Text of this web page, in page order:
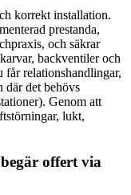
korrekt installation.
prestanda,
och säkrar
backventiler och
får relationshandlingar,
där det behövs
Genom att
lukt,
offert via